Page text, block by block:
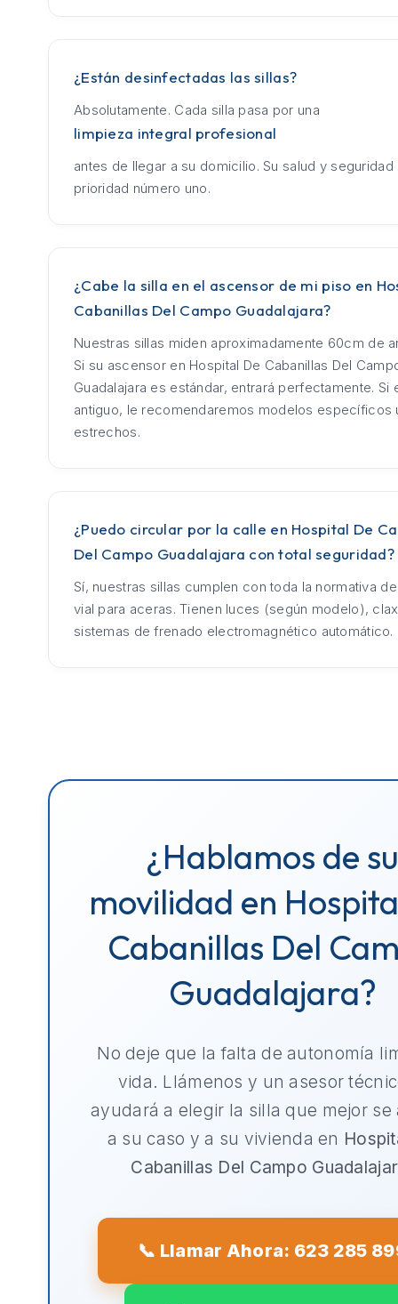
¿Están desinfectadas las sillas?
Absolutamente. Cada silla pasa por una
limpieza integral profesional
antes de llegar a su domicilio. Su salud y seguridad
prioridad número uno.
¿Cabe la silla en el ascensor de mi piso en
Cabanillas Del Campo Guadalajara?
Nuestras sillas miden aproximadamente 60cm de
Si su ascensor en Hospital De Cabanillas Del
Guadalajara es estándar, entrará perfectamente. Si
antiguo, le recomendaremos modelos específicos
estrechos.
¿Puedo circular por la calle en Hospital De
Del Campo Guadalajara con total seguridad?
Sí, nuestras sillas cumplen con toda la normativa
vial para aceras. Tienen luces (según modelo),
sistemas de frenado electromagnético automático.
¿Hablamos de su
movilidad en
Cabanillas Del
Guadalajara?
No deje que la falta de autonomía
vida. Llámenos y un asesor
ayudará a elegir la silla que mejor se
a su caso y a su vivienda en
Cabanillas Del Campo
📞 Llamar Ahora: 623 285